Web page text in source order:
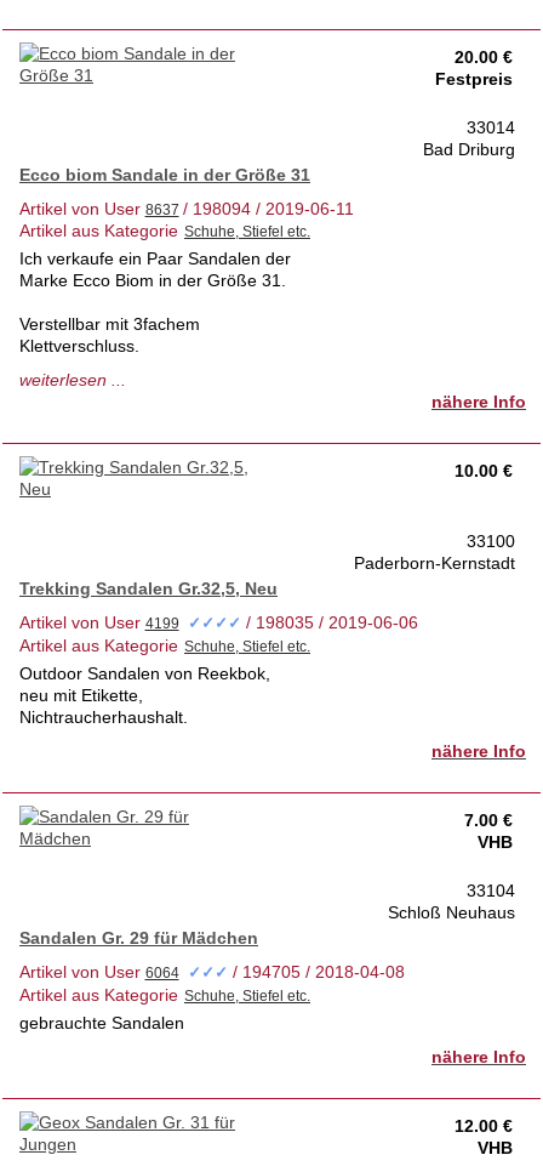
Da Privatverkauf Ausschluss jeglicher
Rechtsansprüche.
20.00 €
Festpreis
33014
Bad Driburg
Ecco biom Sandale in der Größe 31
Artikel von User
/ 198094 / 2019-06-11
Artikel aus Kategorie
Ich verkaufe ein Paar Sandalen der
Marke Ecco Biom in der Größe 31.
Verstellbar mit 3fachem
Klettverschluss.
Wir sind ein gepflegter, tierfreier
Da Privatverkauf Ausschluss jeglicher
Rechtsansprüche.
weiterlesen ...
nähere Info
10.00 €
33100
Paderborn-Kernstadt
Trekking Sandalen Gr.32,5, Neu
Artikel von User
✓✓✓✓ / 198035 / 2019-06-06
Artikel aus Kategorie
Outdoor Sandalen von Reekbok,
neu mit Etikette,
Nichtraucherhaushalt.
nähere Info
7.00 €
VHB
33104
Schloß Neuhaus
Sandalen Gr. 29 für Mädchen
Artikel von User
✓✓✓ / 194705 / 2018-04-08
Artikel aus Kategorie
gebrauchte Sandalen
nähere Info
12.00 €
VHB